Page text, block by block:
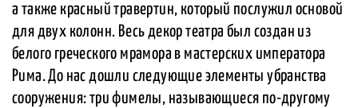
а также красный травертин, который послужил основой
для двух колонн. Весь декор театра был создан из
белого греческого мрамора в мастерских императора
Рима. До нас дошли следующие элементы убранства
сооружения: три фимелы, называющиеся по-другому